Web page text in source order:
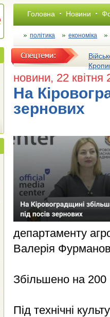
Головна Новини
політика економіка
новини, 22 квітня
На
зернових
департаменту
Валерія
Збільшено на 200
Під технічні